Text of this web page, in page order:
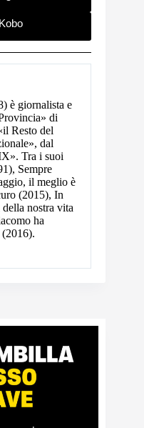
è giornalista e
di
Resto del
dal
Tra i suoi
Sempre
il meglio è
(2015), In
nostra vita
ha